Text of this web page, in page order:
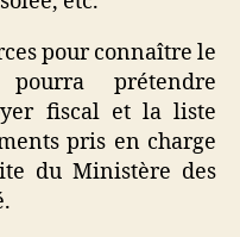
pour connaître le
prétendre
fiscal et la liste
pris en charge
du Ministère des